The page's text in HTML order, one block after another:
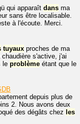
qui apparaît dans ma
sans être localisable.
à l'écoute. Merci.
tuyaux proches de ma
s'active, j'ai
le problème étant que le
depuis plus de
2. Nous avons deux
des dégâts chez les